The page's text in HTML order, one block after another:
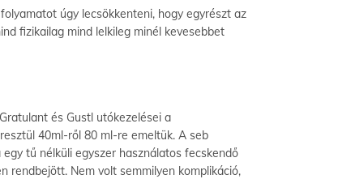
úgy lecsökkenteni, hogy egyrészt az
fizikailag mind lelkileg minél kevesebbet
és Gustl utókezelései a
40ml-ről 80 ml-re emeltük. A seb
tű nélküli egyszer használatos fecskendő
rendbejött. Nem volt semmilyen komplikáció,